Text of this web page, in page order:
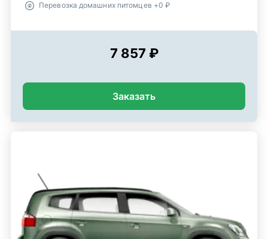
Перевозка домашних питомцев +0 ₽
7 857 ₽
Заказать